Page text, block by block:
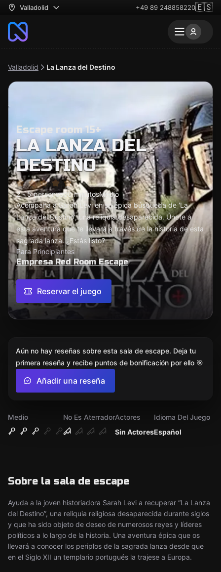
Valladolid +49 89 248858220🇪🇸
Valladolid La Lanza del Destino
Escape room 15+
LA LANZA DEL
DESTINO
2 - 5 personas60 minutosMedio
Acompaña a Sarah Levi en su épica búsqueda de 'La
Lanza del Destino', una reliquia desaparecida. Únete a
esta aventura que te llevará a través de la historia de esta
sagrada lanza. ¿Estás listo?
Para Principiantes
Empresa Red Room Escape
Reservar el juego
Medio
No Es Aterrador
Sin Actores
Actores
Español
Idioma Del Juego
Sobre la sala de escape
Ayuda a la joven historiadora Sarah Levi a recuperar “La Lanza
del Destino”, una reliquia religiosa desaparecida durante siglos
y que ha sido objeto de deseo de numerosos reyes y líderes
políticos a lo largo de la historia. Una aventura épica que os
llevará a conocer los periplos de la sagrada lanza desde que
en el Siglo XII un templario portugués la trajese a Europa.
Aún no hay reseñas sobre esta sala de escape. Deja tu
primera reseña y recibe puntos de bonificación por ello 🎯
Añadir una reseña